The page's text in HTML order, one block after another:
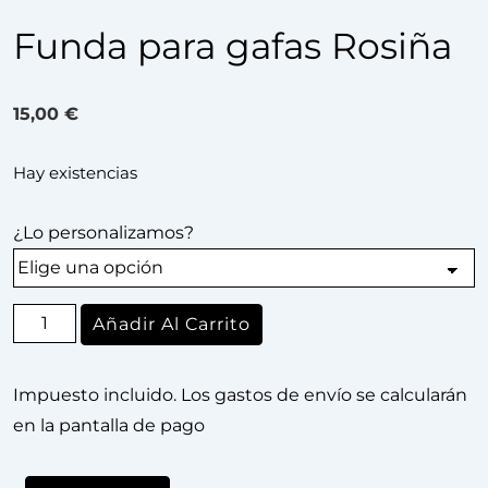
Funda para gafas Rosiña
15,00 €
Hay existencias
¿Lo personalizamos?
Añadir Al Carrito
Impuesto incluido. Los gastos de envío se calcularán
en la pantalla de pago